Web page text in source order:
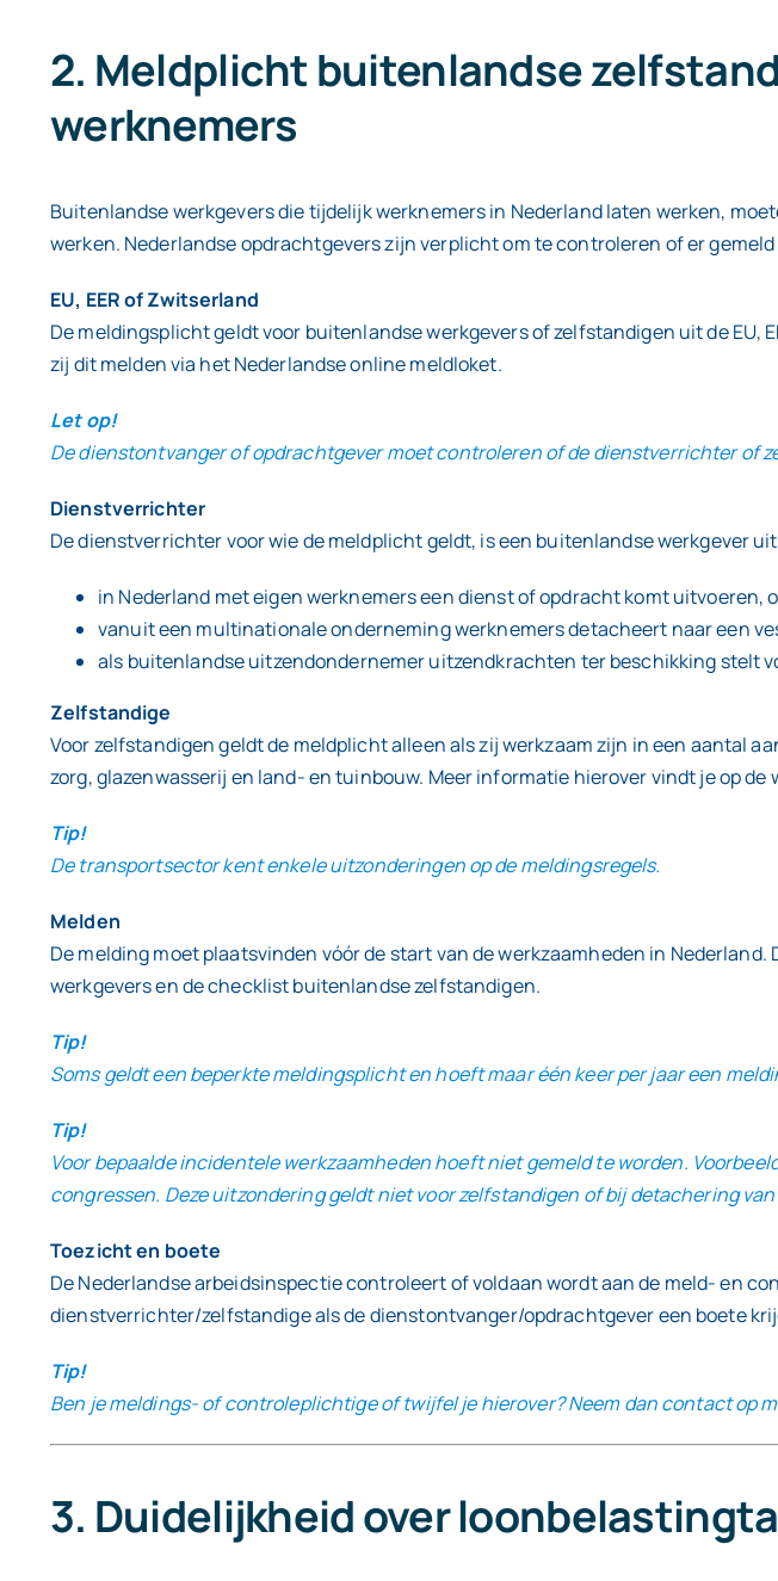
2. Meldplicht buitenlandse
werknemers
Buitenlandse werkgevers die tijdelijk werknemers in Nederland laten werken,
werken. Nederlandse opdrachtgevers zijn verplicht om te controleren of er
EU, EER of Zwitserland
De meldingsplicht geldt voor buitenlandse werkgevers of zelfstandigen uit de
zij dit melden via het Nederlandse online meldloket.
Let op!
De dienstontvanger of opdrachtgever moet controleren of de dienstverrichter of
Dienstverrichter
De dienstverrichter voor wie de meldplicht geldt, is een buitenlandse werkgever
in Nederland met eigen werknemers een dienst of opdracht komt uitvoeren,
vanuit een multinationale onderneming werknemers detacheert naar een
als buitenlandse uitzendondernemer uitzendkrachten ter beschikking stelt
Zelfstandige
Voor zelfstandigen geldt de meldplicht alleen als zij werkzaam zijn in een aantal
zorg, glazenwasserij en land- en tuinbouw. Meer informatie hierover vindt je op
Tip!
De transportsector kent enkele uitzonderingen op de meldingsregels.
Melden
De melding moet plaatsvinden vóór de start van de werkzaamheden in
werkgevers en de checklist buitenlandse zelfstandigen.
Tip!
Soms geldt een beperkte meldingsplicht en hoeft maar één keer per jaar een
Tip!
Voor bepaalde incidentele werkzaamheden hoeft niet gemeld te worden.
congressen. Deze uitzondering geldt niet voor zelfstandigen of bij detachering
Toezicht en boete
De Nederlandse arbeidsinspectie controleert of voldaan wordt aan de meld- en
dienstverrichter/zelfstandige als de dienstontvanger/opdrachtgever een boete
Tip!
Ben je meldings- of controleplichtige of twijfel je hierover? Neem dan contact op
3. Duidelijkheid over